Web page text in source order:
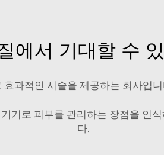
에서 기대할 수
과적인 시술을 제공하는 회사입
기로 피부를 관리하는 장점을 인
다.